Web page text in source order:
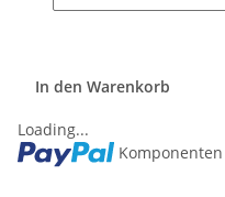
In den Warenkorb
Loading...